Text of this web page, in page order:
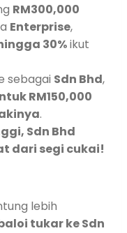
RM300,000
Enterprise,
30%ikut
sebagai Sdn Bhd,
RM150,000
.
Sdn Bhd
dari segi cukai!
lebih
tukar ke Sdn